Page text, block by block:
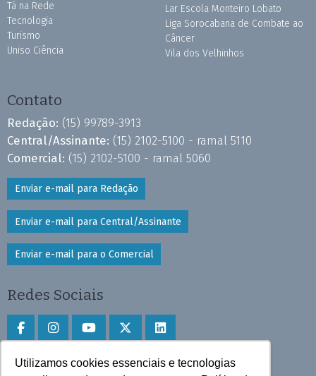
Utilizamos cookies essenciais e tecnologias
Tá na Rede
Tecnologia
Turismo
Uniso Ciência
Lar Escola Monteiro Lobato
Liga Sorocabana de Combate ao
Câncer
Vila dos Velhinhos
Contato
Redação: (15) 99789-3913
Central/Assinante: (15) 2102-5100 - ramal 5110
Comercial: (15) 2102-5100 - ramal 5060
Enviar e-mail para Redação
Enviar e-mail para Central/Assinante
Enviar e-mail para o Comercial
Redes Sociais
Faça download do aplicativo